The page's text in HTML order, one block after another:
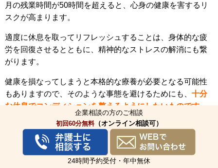
月の残業時間が50時間を超えると、心身の健康を害するリ
スクが高まります。
適度に休息を取ってリフレッシュすることは、身体的な疲
労を回復させるとともに、精神的なストレスの解消にも繋
がります。
健康を損なってしまうと本格的な療養が必要となる可能性
もありますので、そのような事態を避けるためにも、 十分
な休息でコンディションを整えるようにしたいものです。
適切な残業代を請求する
企業相談の方のご相談
初回60分無料（オンライン相談可）
24時間予約受付・年中無休